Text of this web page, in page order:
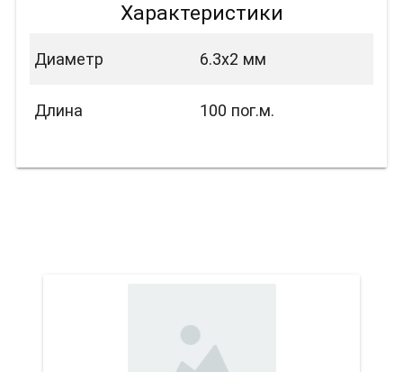
Характеристики
Диаметр 6.3х2 мм
Длина 100 пог.м.